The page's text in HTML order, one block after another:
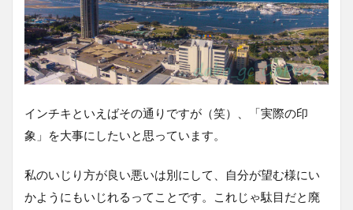
インチキといえばその通りですが（笑）、「実際の印
象」を大事にしたいと思っています。
私のいじり方が良い悪いは別にして、自分が望む様にい
かようにもいじれるってことです。これじゃ駄目だと廃